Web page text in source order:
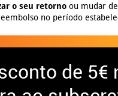
o seu retorno ou mudar
no período
de 5€